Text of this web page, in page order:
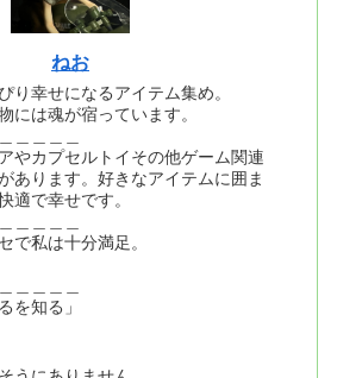
ねお
り幸せになるアイテム集め。
には魂が宿っています。
やカプセルトイその他ゲーム関連
あります。好きなアイテムに囲ま
適で幸せです。
で私は十分満足。
を知る」